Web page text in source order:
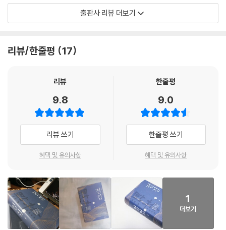
세상은 정말이지 눈부시게 변했다. 그런데 이상하다. 인간은 조금도 변하
도 답을 물을 데가 없다. 현실이 답답하고 길이 궁금할 때마다 옛글에 비춰
다고 말한다. 그는 왜 ‘오늘’을 알기 위해 ‘옛글’을 읽을까? 옛글이 지적해온
우리 인간의 문제가 오늘날까지 이어지고 있기 때문이다. 달고 기름진 맛
에 길들여진 입, 주인을 잃은 마음, 헛꿈만 꾸는 생각. 인간은 조금도 변하
지 않았다. 저자는 수백 년간 전해 내려온 고전 속 네 글자를 풀이하며 인간
의 뿌리 깊은 속성을, 인간사의 성쇠를 드러낸다.
마음 간수법부터 통치술에 이르는 전방위적 교양
“참마음 드러내고 뜬마음 걷어내는 성찰의 시간”
이 책에서 저자는 몇 가지 주제를 되풀이해 강조한다. 먼저, ‘안목’의 중요
성을 이야기한다. 참맛·좋은 문장을 알아채는 심미안뿐 아니라 훌륭한 인
출판사 리뷰 더보기
리뷰/한줄평 17
리뷰
9.8
리뷰 쓰기
혜택 및 유의사항
한줄평
9.0
한줄평 쓰기
혜택 및 유의사항
1
더보기